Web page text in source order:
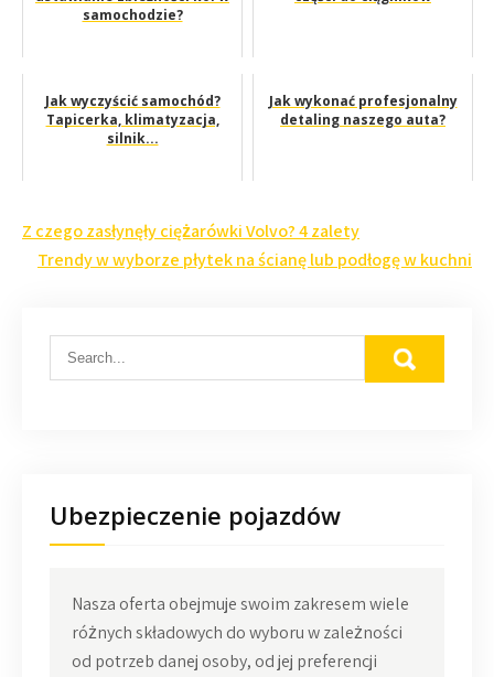
samochodzie?
Jak wyczyścić samochód?
Tapicerka, klimatyzacja,
silnik...
Jak wykonać profesjonalny
detaling naszego auta?
Nawigacja
wpisu
Z czego zasłynęły ciężarówki Volvo? 4 zalety
Trendy w wyborze płytek na ścianę lub podłogę w kuchni
Ubezpieczenie pojazdów
Nasza oferta obejmuje swoim zakresem wiele
różnych składowych do wyboru w zależności
od potrzeb danej osoby, od jej preferencji